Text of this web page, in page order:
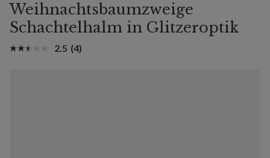
Weihnachtsbaumzweige
Schachtelhalm in Glitzeroptik
2.5 (4)